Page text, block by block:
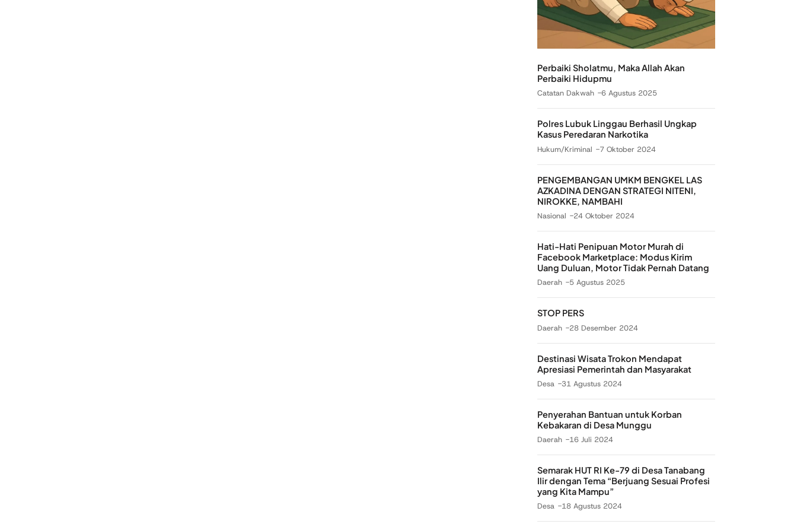
Perbaiki Sholatmu, Maka Allah Akan
Perbaiki Hidupmu
Catatan Dakwah 6 Agustus 2025
Polres Lubuk Linggau Berhasil Ungkap
Kasus Peredaran Narkotika
Hukum/Kriminal 7 Oktober 2024
PENGEMBANGAN UMKM BENGKEL LAS
AZKADINA DENGAN STRATEGI NITENI,
NIROKKE, NAMBAHI
Nasional 24 Oktober 2024
Hati-Hati Penipuan Motor Murah di
Facebook Marketplace: Modus Kirim
Uang Duluan, Motor Tidak Pernah Datang
Daerah 5 Agustus 2025
STOP PERS
Daerah 28 Desember 2024
Destinasi Wisata Trokon Mendapat
Apresiasi Pemerintah dan Masyarakat
Desa 31 Agustus 2024
Penyerahan Bantuan untuk Korban
Kebakaran di Desa Munggu
Daerah 16 Juli 2024
Semarak HUT RI Ke-79 di Desa Tanabang
Ilir dengan Tema “Berjuang Sesuai Profesi
yang Kita Mampu”
Desa 18 Agustus 2024